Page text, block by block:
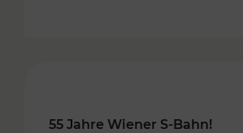
55 Jahre Wiener S-Bahn!